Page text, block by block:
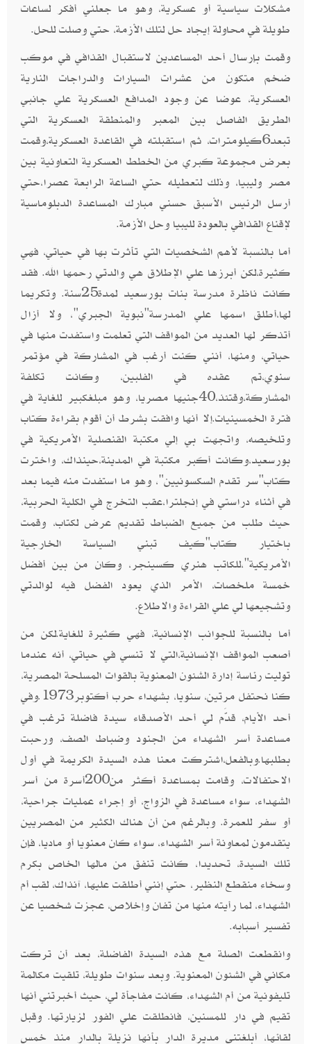
مشكلات سياسية أو عسكرية، وهو ما جعلني أفكر لساعات
طويلة في محاولة إيجاد حل لتلك الأزمة، حتي وصلت للحل.
وقمت بإرسال أحد المساعدين لاستقبال القذافي في موكب
ضخم متكون من عشرات السيارات والدراجات النارية
العسكرية، عوضا عن وجود المدافع العسكرية علي جانبي
الطريق الفاصل بين المعبر والمنطقة العسكرية التي
تبعد6كيلومترات، ثم استقبلته في القاعدة العسكرية،وقمت
بعرض مجموعة كبري من الخطط العسكرية التعاونية بين
مصر وليبيا، وذلك لتعطيله حتي الساعة الرابعة عصرا،حتي
أرسل الرئيس الأسبق حسني مبارك المساعدة الدبلوماسية
لإقناع القذافي بالعودة لليبيا وحل الأزمة.
أما بالنسبة لأهم الشخصيات التي تأثرت بها في حياتي، فهي
كثيرة،لكن أبرزها علي الإطلاق هي والدتي رحمها الله. فقد
كانت ناظرة مدرسة بنات بورسعيد لمدة25سنة. وتكريما
لها،أطلق اسمها علي المدرسة"نبوية الجبري"، ولا أزال
أتذكر لها العديد من المواقف التي تعلمت واستفدت منها في
حياتي، ومنها، أنني كنت أرغب في المشاركة في مؤتمر
سنوي،تم عقده في الفلبين، وكانت تكلفة
المشاركة،وقتئذ،40جنيها مصريا، وهو مبلغكبير للغاية في
فترة الخمسينيات.إلا أنها وافقت بشرط أن أقوم بقراءة كتاب
وتلخيصه، واتجهت بي إلي مكتبة القنصلية الأمريكية في
بورسعيد،وكانت أكبر مكتبة في المدينة،حينذاك، واخترت
كتاب"سر تقدم السكسونيين"، وهو ما استفدت منه فيما بعد
في أثناء دراستي في إنجلترا،عقب التخرج في الكلية الحربية،
حيث طلب من جميع الضباط تقديم عرض لكتاب، وقمت
باختيار كتاب"كيف تبني السياسة الخارجية
الأمريكية"،للكاتب هنري كسينجر، وكان من بين أفضل
خمسة ملخصات، الأمر الذي يعود الفضل فيه لوالدتي
وتشجيعها لي علي القراءة والاطلاع.
أما بالنسبة للجوانب الإنسانية، فهي كثيرة للغاية.لكن من
أصعب المواقف الإنسانية،التي لا تنسي في حياتي، أنه عندما
توليت رئاسة إدارة الشئون المعنوية بالقوات المسلحة المصرية،
كنا نحتفل مرتين، سنويا، بشهداء حرب أكتوبر1973
.وفي
أحد الأيام، قدَّم لي أحد الأصدقاء سيدة فاضلة ترغب في
مساعدة أسر الشهداء من الجنود وضباط الصف، ورحبت
بطلبها.وبالفعل،اشتركت معنا هذه السيدة الكريمة في أول
الاحتفالات، وقامت بمساعدة أكثر من200أسرة من أسر
الشهداء، سواء مساعدة في الزواج، أو إجراء عمليات جراحية،
أو سفر للعمرة. وبالرغم من أن هناك الكثير من المصريين
يتقدمون لمعاونة أسر الشهداء، سواء كان معنويا أو ماديا، فإن
تلك السيدة، تحديدا، كانت تنفق من مالها الخاص بكرم
وسخاء منقطع النظير، حتي إنني أطلقت عليها، آنذاك، لقب أم
الشهداء، لما رأيته منها من تفان وإخلاص، عجزت شخصيا عن
تفسير أسبابه.
وانقطعت الصلة مع هذه السيدة الفاضلة، بعد أن تركت
مكاني في الشئون المعنوية. وبعد سنوات طويلة، تلقيت مكالمة
تليفونية من أم الشهداء، كانت مفاجأة لي، حيث أخبرتني أنها
تقيم في دار للمسنين، فانطلقت علي الفور لزيارتها. وقبل
لقائها، أبلغتني مديرة الدار بأنها نزيلة بالدار منذ خمس